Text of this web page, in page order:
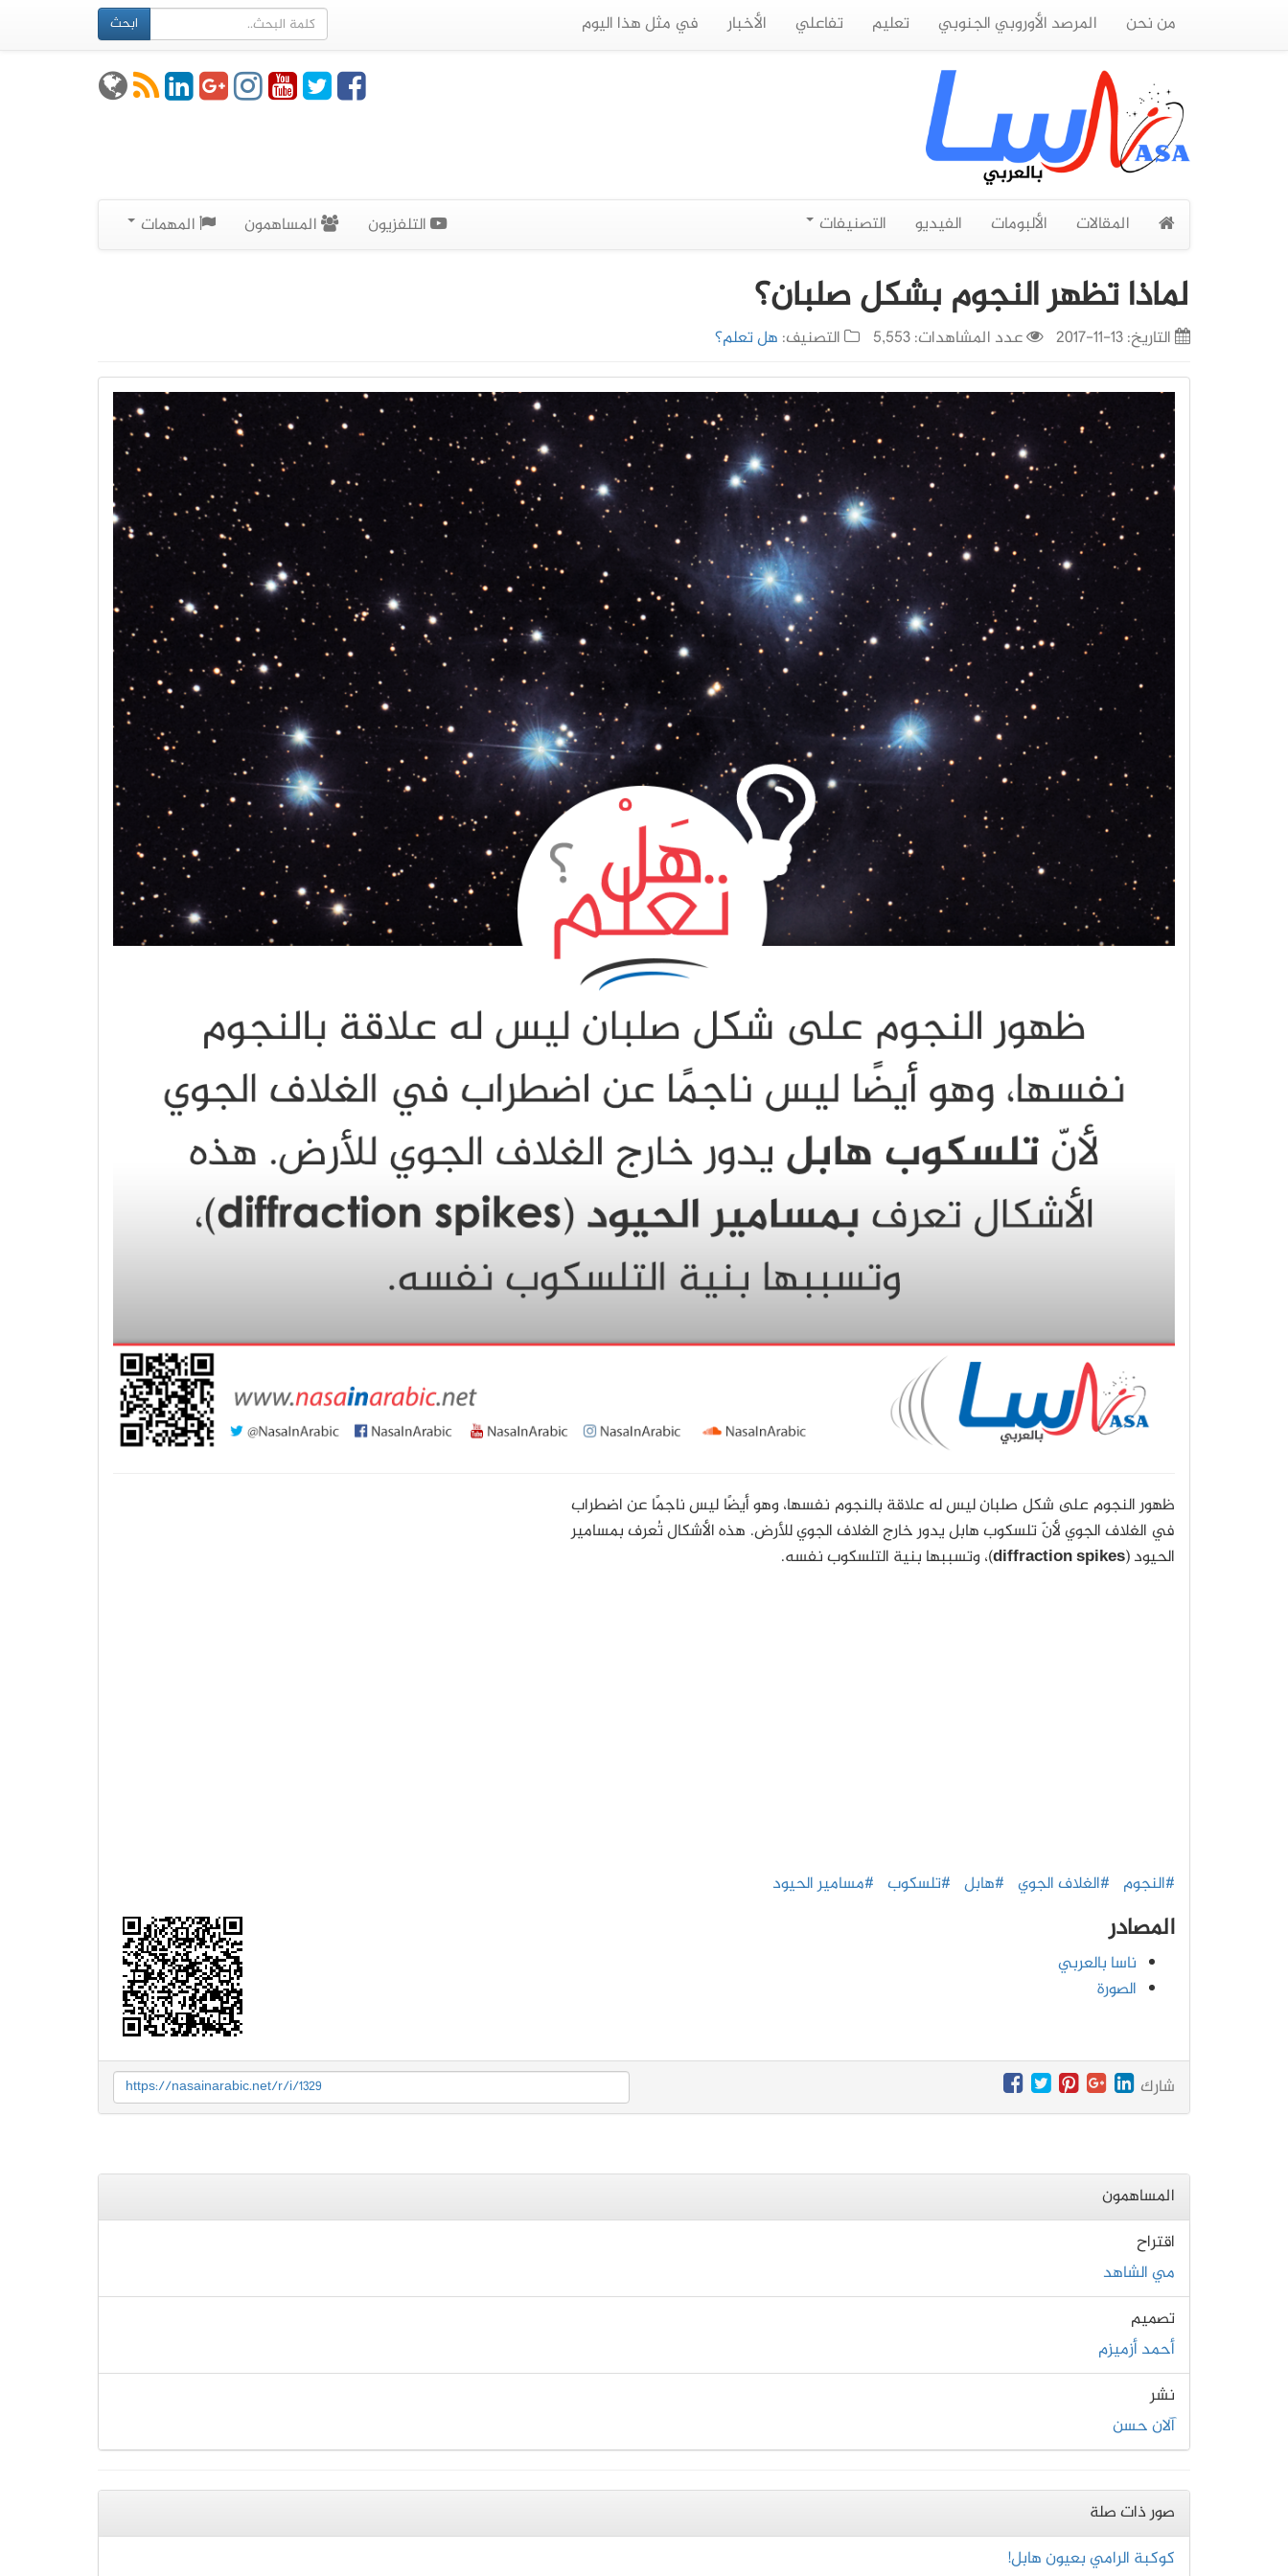
من نحن المرصد الأوروبي الجنوبي تعليم تفاعلي الأخبار في مثل هذا اليوم ابحث
المقالات الألبومات الفيديو التصنيفات التلفزيون المساهمون المهمات
لماذا تظهر النجوم بشكل صلبان؟
التاريخ:13-11-2017 عدد المشاهدات: 5,553 التصنيف: هل تعلم؟
ظهور النجوم على شكل صلبان ليس له علاقة بالنجوم نفسها، وهو أيضًا ليس ناجمًا عن اضطراب
في الغلاف الجوي لأنّ تلسكوب هابل يدور خارج الغلاف الجوي للأرض. هذه الأشكال تُعرف بمسامير
الحيود (diffraction spikes)، وتسببها بنية التلسكوب نفسه.
#النجوم #الغلاف الجوي #هابل #تلسكوب #مسامير الحيود
المصادر
ناسا بالعربي
الصورة
شارك https://nasainarabic.net/r/i/1329
المساهمون
اقتراح
مي الشاهد
تصميم
أحمد أزميزم
نشر
آلان حسن
صور ذات صلة
كوكبة الرامي بعيون هابل!